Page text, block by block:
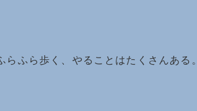
ふら歩く、やることはたくさんある。